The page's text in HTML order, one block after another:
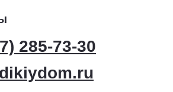
285-73-30